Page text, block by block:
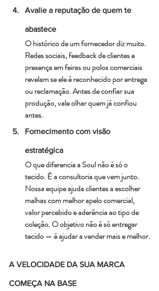
Avalie a reputação de quem te
abastece
O histórico de um fornecedor diz muito.
Redes sociais, feedback de clientes e
presença em feiras ou polos comerciais
revelam se ele é reconhecido por entrega
ou reclamação. Antes de confiar sua
produção, vale olhar quem já confiou
antes.
Fornecimento com visão
estratégica
O que diferencia a Soul não é só o
tecido. É a consultoria que vem junto.
Nossa equipe ajuda clientes a escolher
malhas com melhor apelo comercial,
valor percebido e aderência ao tipo de
coleção. O objetivo não é só entregar
tecido — é ajudar a vender mais e melhor.
A VELOCIDADE DA SUA MARCA
COMEÇA NA BASE